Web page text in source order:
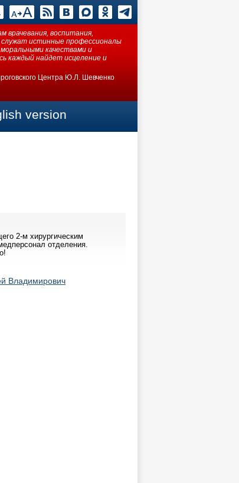
врачевания, воспитания,
служат истинные профессионалы
качествами и
каждый найдет исцеление и
Центра Ю.Л. Шевченко
version
2-м хирургическим
отделения.
Владимирович